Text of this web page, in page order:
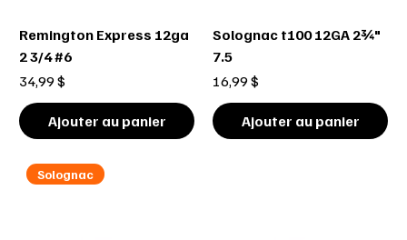
Remington Express 12ga
2 3/4 #6
Prix
34,99 $
Ajouter au panier
Solognac t100 12GA 2¾"
7.5
Prix
16,99 $
Ajouter au panier
Solognac